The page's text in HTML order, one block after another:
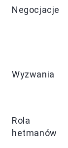
Negocjacje
Wyzwania
Rola
hetmanów